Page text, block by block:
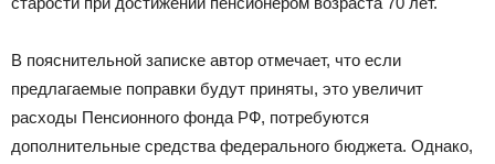
В пояснительной записке автор отмечает, что если
предлагаемые поправки будут приняты, это увеличит
расходы Пенсионного фонда РФ, потребуются
дополнительные средства федерального бюджета. Однако,